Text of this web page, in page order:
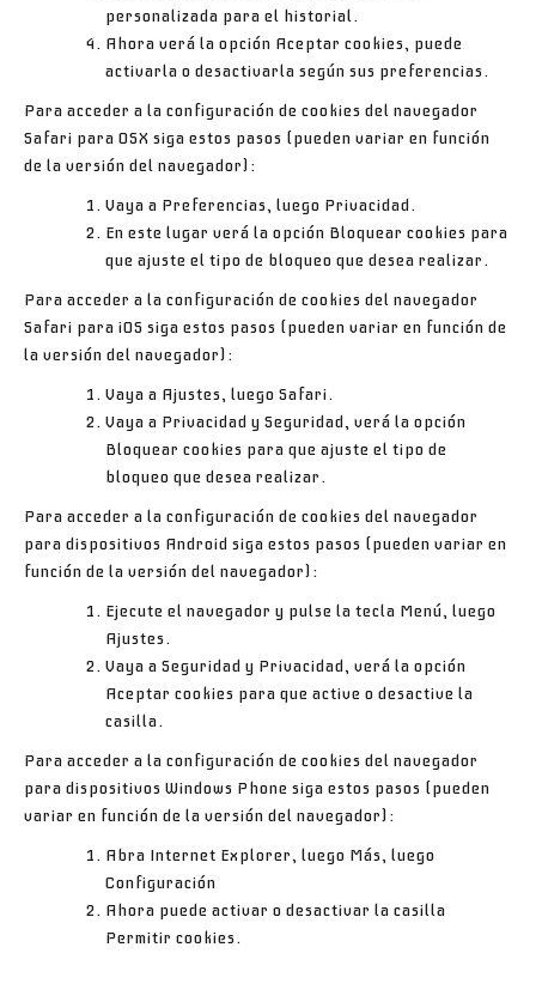
personalizada para el historial.
Ahora verá la opción Aceptar cookies, puede
activarla o desactivarla según sus preferencias.
Para acceder a la configuración de cookies del navegador
Safari para OSX siga estos pasos (pueden variar en función
de la versión del navegador):
Vaya a Preferencias, luego Privacidad.
En este lugar verá la opción Bloquear cookies para
que ajuste el tipo de bloqueo que desea realizar.
Para acceder a la configuración de cookies del navegador
Safari para iOS siga estos pasos (pueden variar en función de
la versión del navegador):
Vaya a Ajustes, luego Safari.
Vaya a Privacidad y Seguridad, verá la opción
Bloquear cookies para que ajuste el tipo de
bloqueo que desea realizar.
Para acceder a la configuración de cookies del navegador
para dispositivos Android siga estos pasos (pueden variar en
función de la versión del navegador):
Ejecute el navegador y pulse la tecla Menú, luego
Ajustes.
Vaya a Seguridad y Privacidad, verá la opción
Aceptar cookies para que active o desactive la
casilla.
Para acceder a la configuración de cookies del navegador
para dispositivos Windows Phone siga estos pasos (pueden
variar en función de la versión del navegador):
Abra Internet Explorer, luego Más, luego
Configuración
Ahora puede activar o desactivar la casilla
Permitir cookies.